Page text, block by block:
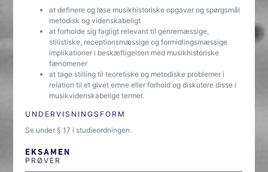
at definere og løse musikhistoriske opgaver og spørgsmål
metodisk og videnskabeligt
at forholde sig fagligt relevant til genremæssige,
stilistiske, receptionsmæssige og formidlingsmæssige
implikationer i beskæftigelsen med musikhistoriske
fænomener
at tage stilling til teoretiske og metodiske problemer i
relation til et givet emne eller forhold og diskutere disse i
musikvidenskabelige termer.
UNDERVISNINGSFORM
Se under § 17 i studieordningen.
EKSAMEN
PRØVER